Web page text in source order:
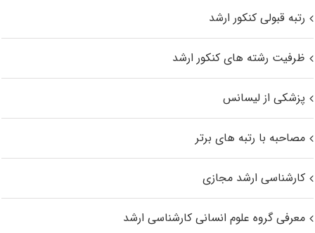
رتبه قبولی کنکور ارشد
ظرفیت رشته های کنکور ارشد
پزشکی از لیسانس
مصاحبه با رتبه های برتر
کارشناسی ارشد مجازی
معرفی گروه علوم انسانی کارشناسی ارشد